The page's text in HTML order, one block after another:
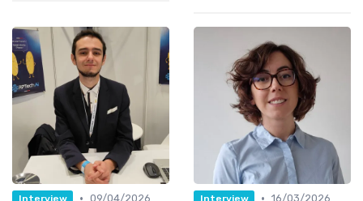
Interview • 09/04/2026
Interview • 16/03/2026